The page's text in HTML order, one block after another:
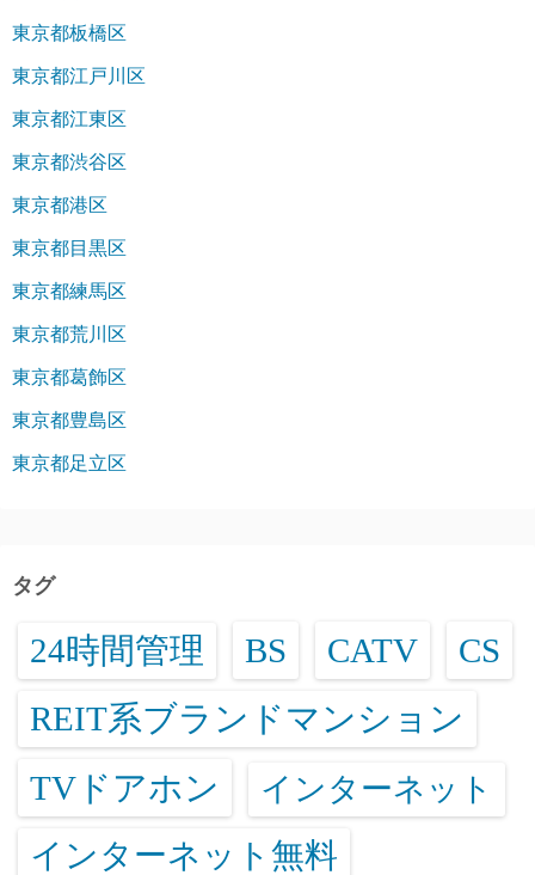
東京都板橋区
東京都江戸川区
東京都江東区
東京都渋谷区
東京都港区
東京都目黒区
東京都練馬区
東京都荒川区
東京都葛飾区
東京都豊島区
東京都足立区
タグ
24時間管理 BS CATV CS
REIT系ブランドマンション
TVドアホン インターネット
インターネット無料